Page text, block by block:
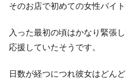
そのお店で初めての女性バイ
入った最初の頃はかなり緊張
応援していたそうです。
日数が経つにつれ彼女はどん